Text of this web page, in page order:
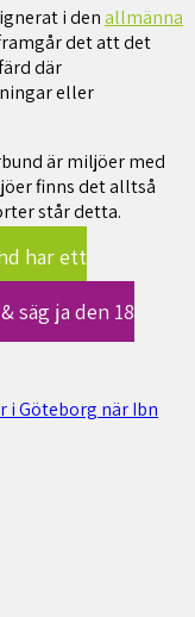
i denallmänna
det att det
där
eller
är miljöer med
finns det alltså
står detta.
har ett
säg ja den 18
i Göteborg när Ibn